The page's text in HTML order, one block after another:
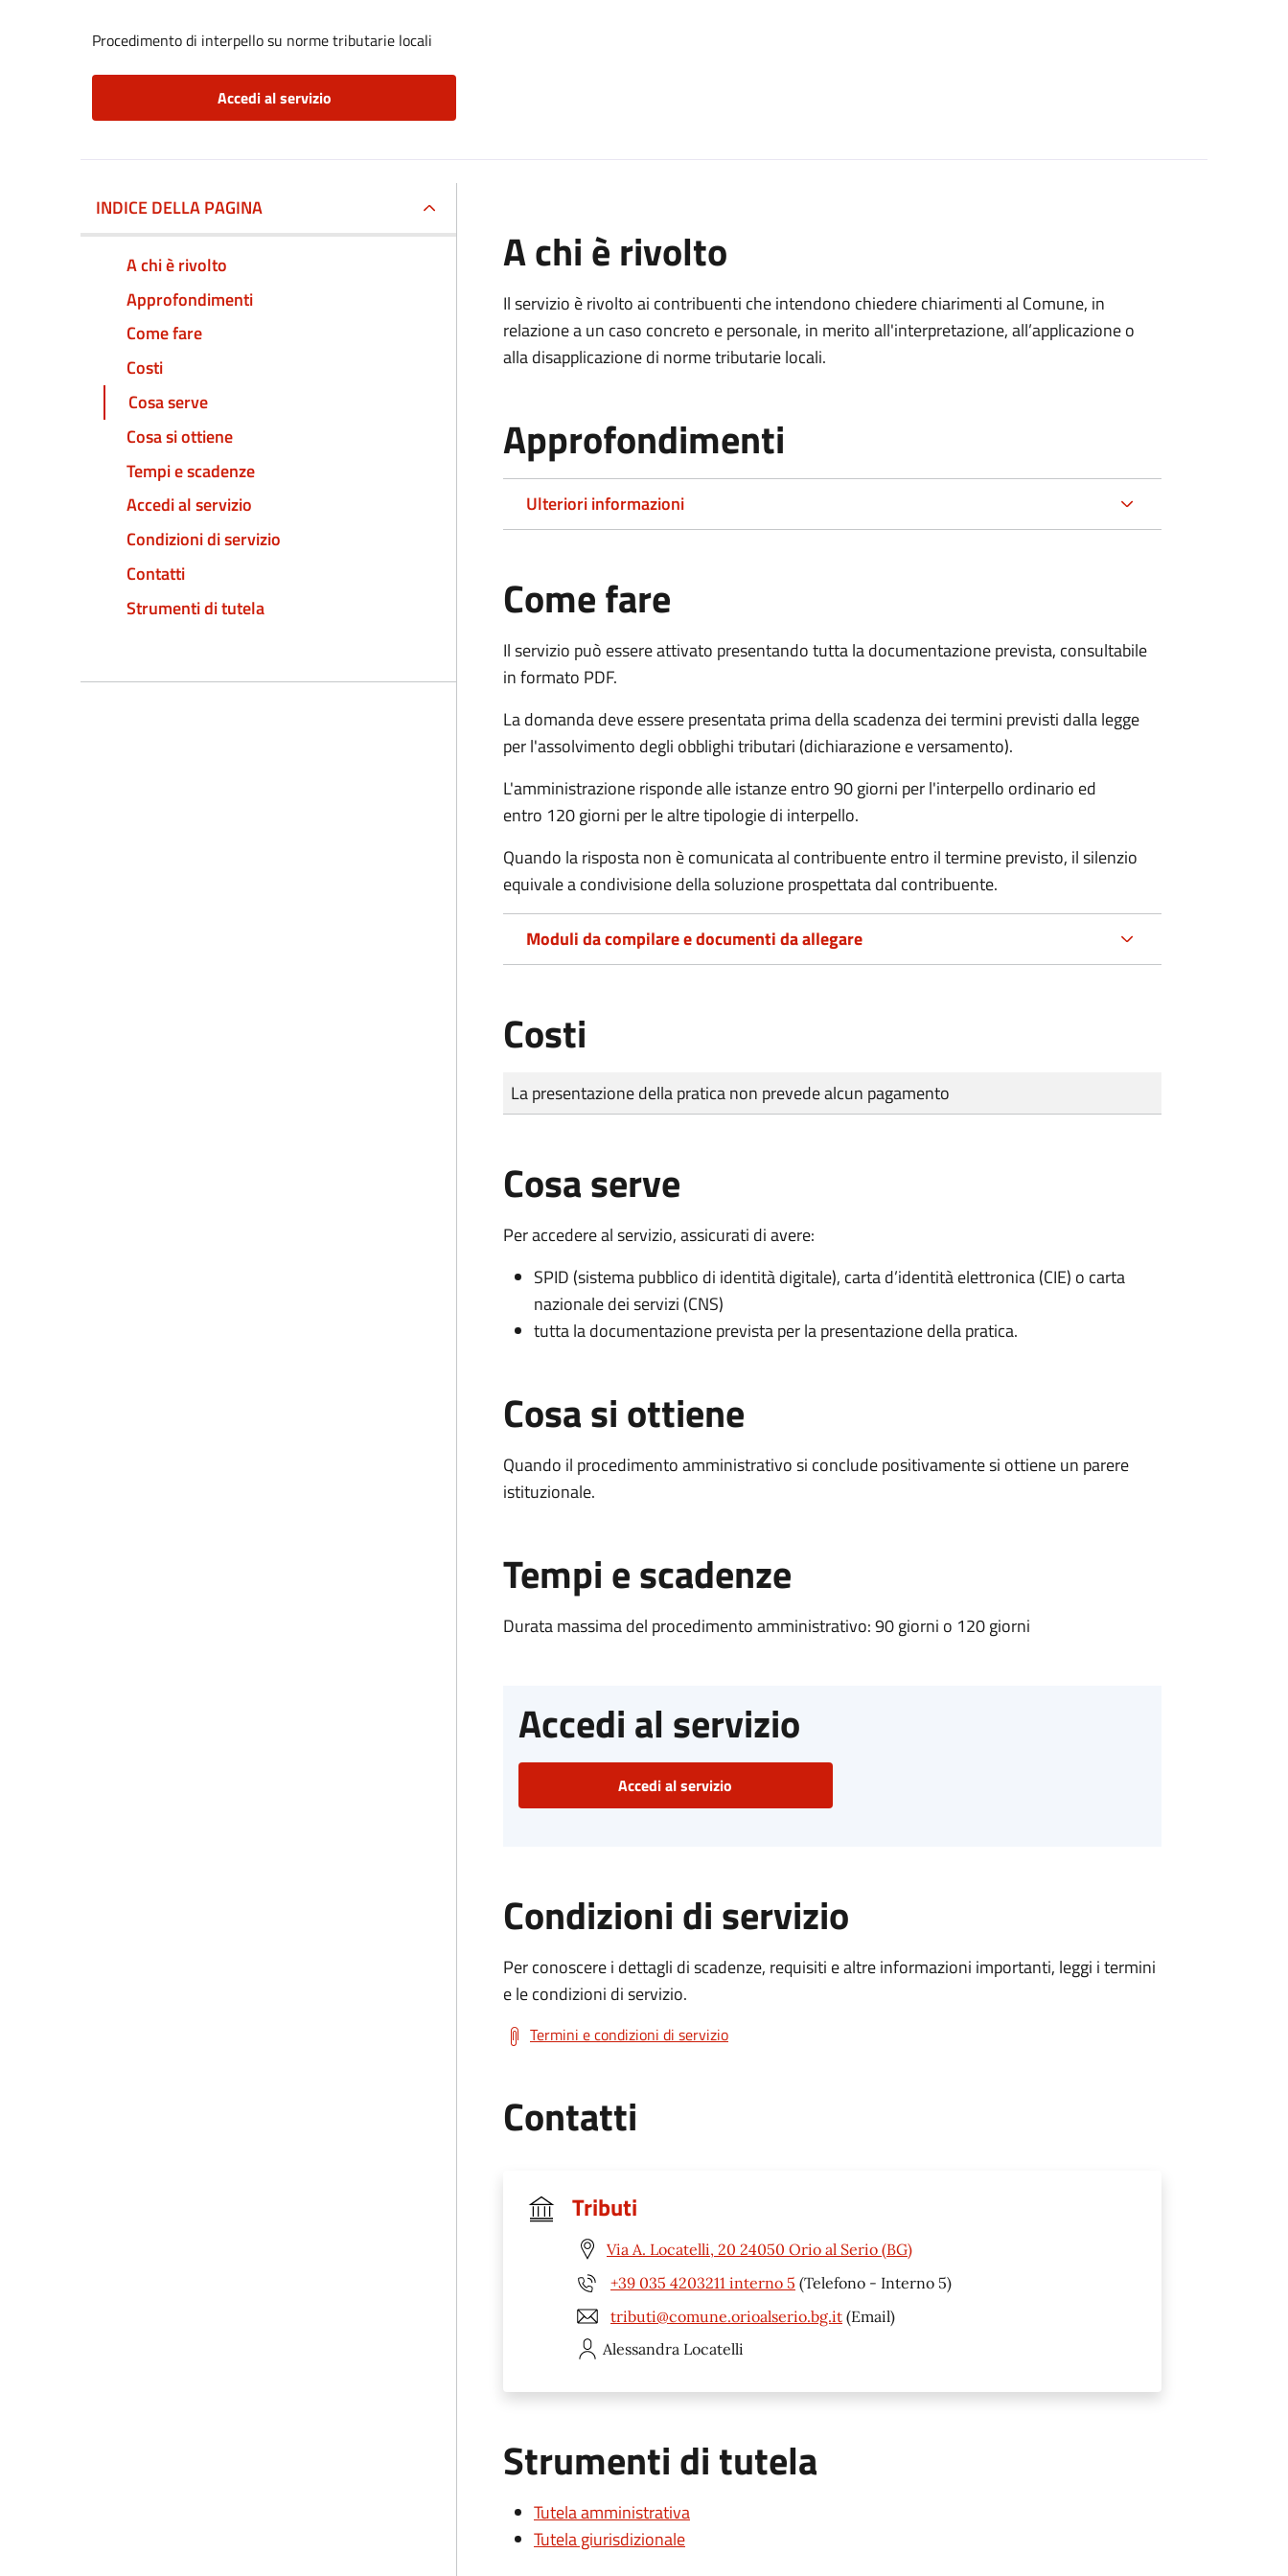
Procedimento di interpello su norme tributarie locali
Accedi al servizio
INDICE DELLA PAGINA
A chi è rivolto
Approfondimenti
Come fare
Costi
Cosa serve
Cosa si ottiene
Tempi e scadenze
Accedi al servizio
Condizioni di servizio
Contatti
Strumenti di tutela
A chi è rivolto
Il servizio è rivolto ai contribuenti che intendono chiedere chiarimenti al Comune, in
relazione a un caso concreto e personale, in merito all'interpretazione, all’applicazione o
alla disapplicazione di norme tributarie locali.
Approfondimenti
Ulteriori informazioni
Come fare
Il servizio può essere attivato presentando tutta la documentazione prevista, consultabile
in formato PDF.
La domanda deve essere presentata prima della scadenza dei termini previsti dalla legge
per l'assolvimento degli obblighi tributari (dichiarazione e versamento).
L'amministrazione risponde alle istanze entro 90 giorni per l'interpello ordinario ed
entro 120 giorni per le altre tipologie di interpello.
Quando la risposta non è comunicata al contribuente entro il termine previsto, il silenzio
equivale a condivisione della soluzione prospettata dal contribuente.
Moduli da compilare e documenti da allegare
Costi
Tipo di pagamento
Importo
La presentazione della pratica non prevede alcun pagamento
Cosa serve
Per accedere al servizio, assicurati di avere:
SPID (sistema pubblico di identità digitale), carta d’identità elettronica (CIE) o carta
nazionale dei servizi (CNS)
tutta la documentazione prevista per la presentazione della pratica.
Cosa si ottiene
Quando il procedimento amministrativo si conclude positivamente si ottiene un parere
istituzionale.
Tempi e scadenze
Durata massima del procedimento amministrativo: 90 giorni o 120 giorni
Accedi al servizio
Accedi al servizio
Condizioni di servizio
Per conoscere i dettagli di scadenze, requisiti e altre informazioni importanti, leggi i termini
e le condizioni di servizio.
Termini e condizioni di servizio
Contatti
Tributi
Via A. Locatelli, 20 24050 Orio al Serio (BG)
+39 035 4203211 interno 5 (Telefono - Interno 5)
tributi@comune.orioalserio.bg.it (Email)
Alessandra Locatelli
Strumenti di tutela
Tutela amministrativa
Tutela giurisdizionale